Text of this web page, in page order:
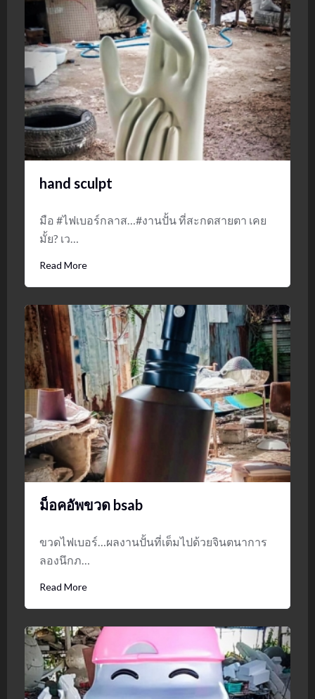
hand sculpt
มือ #ไฟเบอร์กลาส…#งานปั้น ที่สะกดสายตา เคย
มั้ย? เว…
Read More
ม็อคอัพขวด bsab
ขวดไฟเบอร์…ผลงานปั้นที่เต็มไปด้วยจินตนาการ
ลองนึกภ…
Read More